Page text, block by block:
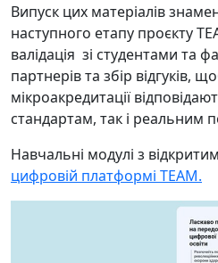
Випуск цих матеріалів
наступного етапу проєкту
валідація зі студентами та
партнерів та збір відгуків,
мікроакредитації
стандартам, так і реальним
Навчальні модулі з
цифровій платформі TEAM.